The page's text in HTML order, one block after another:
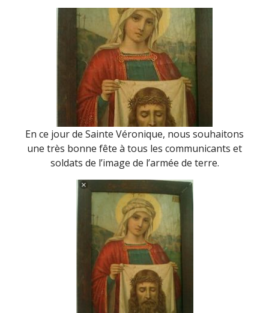
En ce jour de Sainte Véronique, nous souhaitons
une très bonne fête à tous les communicants et
soldats de l’image de l’armée de terre.